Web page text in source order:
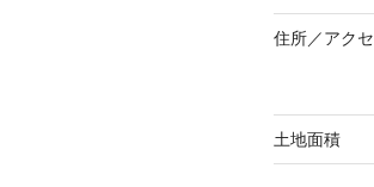
住所／アク
土地面積